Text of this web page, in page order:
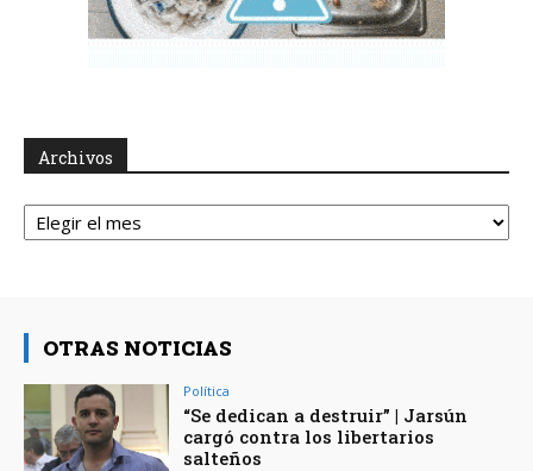
Archivos
Archivos
OTRAS NOTICIAS
Política
“Se dedican a destruir” | Jarsún
cargó contra los libertarios
salteños